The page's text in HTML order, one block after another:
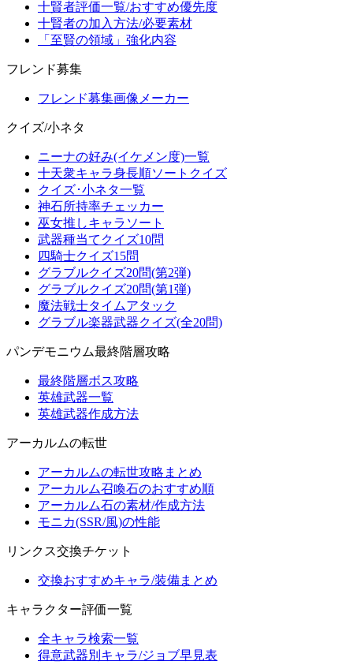
十賢者評価一覧/おすすめ優先度
十賢者の加入方法/必要素材
「至賢の領域」強化内容
フレンド募集
フレンド募集画像メーカー
クイズ/小ネタ
ニーナの好み(イケメン度)一覧
十天衆キャラ身長順ソートクイズ
クイズ･小ネタ一覧
神石所持率チェッカー
巫女推しキャラソート
武器種当てクイズ10問
四騎士クイズ15問
グラブルクイズ20問(第2弾)
グラブルクイズ20問(第1弾)
魔法戦士タイムアタック
グラブル楽器武器クイズ(全20問)
パンデモニウム最終階層攻略
最終階層ボス攻略
英雄武器一覧
英雄武器作成方法
アーカルムの転世
アーカルムの転世攻略まとめ
アーカルム召喚石のおすすめ順
アーカルム石の素材/作成方法
モニカ(SSR/風)の性能
リンクス交換チケット
交換おすすめキャラ/装備まとめ
キャラクター評価一覧
全キャラ検索一覧
得意武器別キャラ/ジョブ早見表